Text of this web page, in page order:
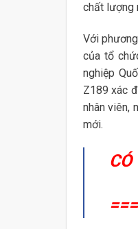
chất lượng
Với
của tổ
nghiệp
Z189 xác
nhân viên,
mới.